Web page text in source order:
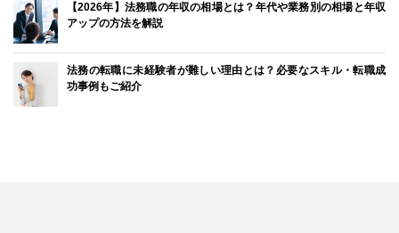
【2026年】法務職の年収の相場とは？年代や業務別の相場と年収
アップの方法を解説
法務の転職に未経験者が難しい理由とは？必要なスキル・転職成
功事例もご紹介